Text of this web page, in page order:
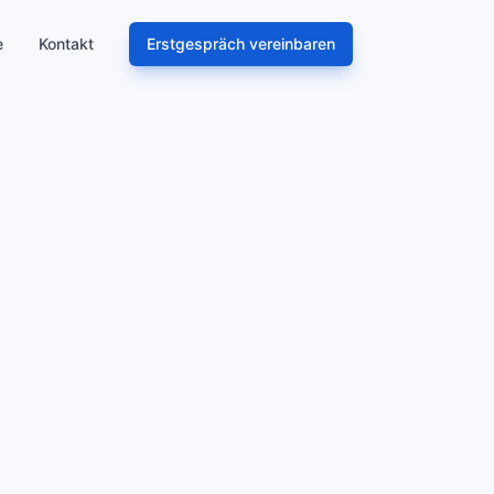
Kontakt Erstgespräch vereinbaren